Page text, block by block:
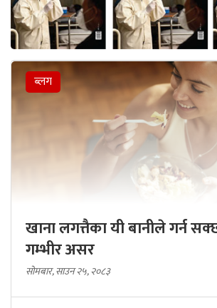
ब्लग
खाना लगत्तैका यी बानीले गर्न
गम्भीर असर
सोमबार, साउन २५, २०८३